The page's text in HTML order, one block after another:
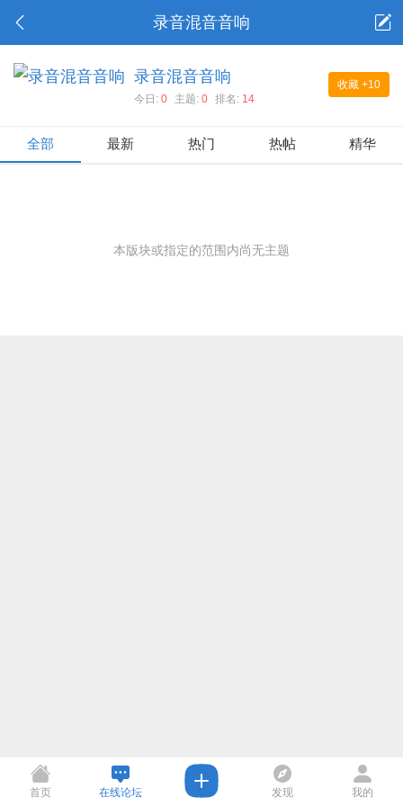
录音混音音响
收藏 +10
录音混音音响
今日: 0 主题: 0 排名: 14
全部 最新 热门 热帖 精华
本版块或指定的范围内尚无主题
首页 在线论坛 发现 我的